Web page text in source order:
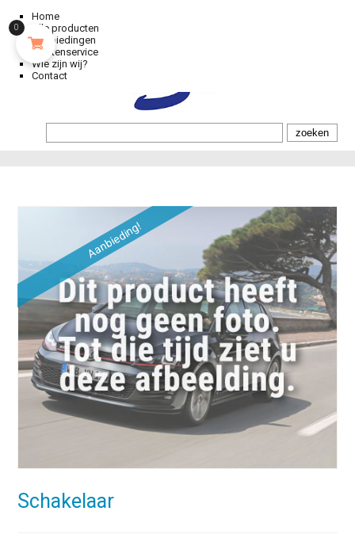
Home
Alle producten
Aanbiedingen
Klantenservice
Wie zijn wij?
Contact
Aanbieding!
Schakelaar
0